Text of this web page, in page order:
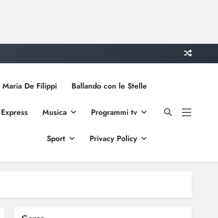
De Filippi Ballando con le Stelle
Musica Programmi tv
Sport Privacy Policy